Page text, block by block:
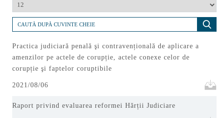
Practica judiciară penală şi contravențională de aplicare a
amenzilor pe actele de corupție, actele conexe celor de
corupție şi faptelor coruptibile
2021/08/06
Raport privind evaluarea reformei Hărții Judiciare